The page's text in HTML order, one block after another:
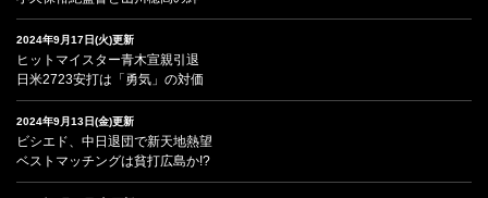
2024年9月17日(火)更新
ヒットマイスター青木宣親引退
日米2723安打は「勇気」の対価
2024年9月13日(金)更新
ビシエド、中日退団で新天地熱望
ベストマッチングは貧打広島か!?